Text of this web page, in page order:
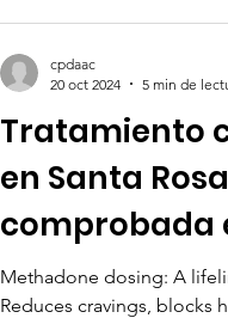
Tratamiento
en Santa
comprobada
opioides
Methadone dosing: A
Reduces cravings, blocks
cpdaac
20 oct 2024
5 min de